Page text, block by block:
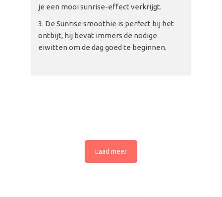
je een mooi sunrise-effect verkrijgt.
De Sunrise smoothie is perfect bij het
ontbijt, hij bevat immers de nodige
eiwitten om de dag goed te beginnen.
Laad meer